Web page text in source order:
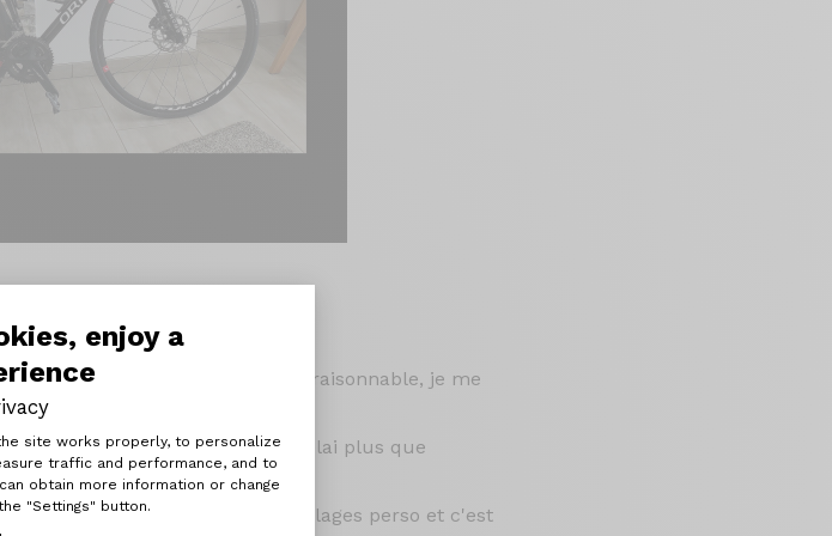
enjoy a
Platform: Personalize Your Options
site works properly, to personalize
traffic and performance, and to
obtain more information or change
"Settings" button.
consent
vélo carbone français a un prix raisonnable, je me
pour le cadeau) dans un délai plus que
avant à monter, quelques réglages perso et c'est